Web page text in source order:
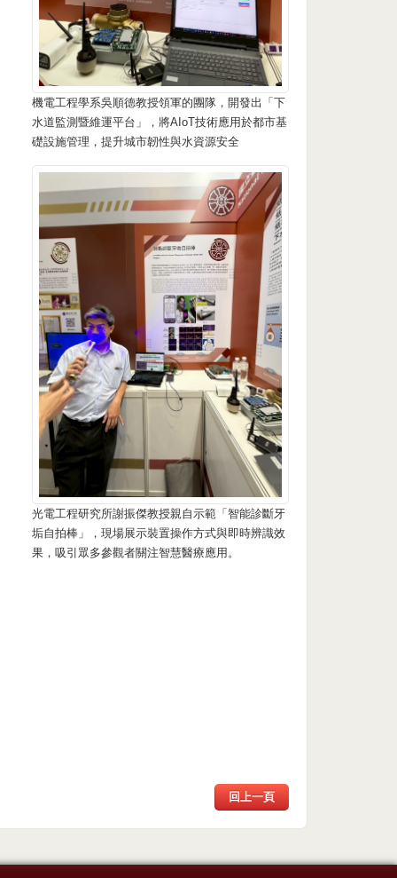
機電工程學系吳順德教授領軍的團隊，開發出「下
水道監測暨維運平台」，將AIoT技術應用於都市基
礎設施管理，提升城市韌性與水資源安全
光電工程研究所謝振傑教授親自示範「智能診斷牙
垢自拍棒」，現場展示裝置操作方式與即時辨識效
果，吸引眾多參觀者關注智慧醫療應用。
回上一頁